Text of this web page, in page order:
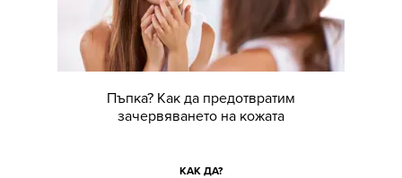
Пъпка? Как да предотвратим
зачервяването на кожата
КАК ДА?